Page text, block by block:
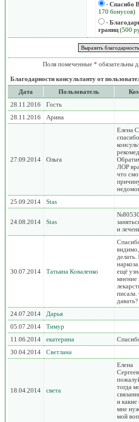
- Спасибо
170 бонусов)
-
границ (500
Поля помеченные * обязательны
Благодарности консультанту от
Дата
Пользователь
28.11.2016
Гость
28.11.2016
Арина
27.09.2014 Ольга
Елена
ЛОР
что
25.09.2014 Stas
24.08.2014 Stas
и
30.07.2014 Татьяна Коваленко
ещё
мнение
давать?
24.07.2014 Дарья
05.07.2014
Тимур
11.06.2014
екатерина
30.04.2014
Светлана
18.04.2014 света
Елена
тогда
и какие
мне
мой